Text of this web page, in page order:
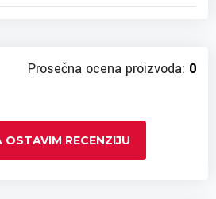
Prosečna ocena proizvoda: 0
OSTAVIM RECENZIJU